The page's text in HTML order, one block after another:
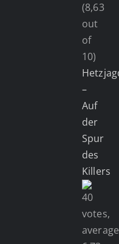
(8,63
out
of
10)
–
Auf
der
Spur
des
Killers